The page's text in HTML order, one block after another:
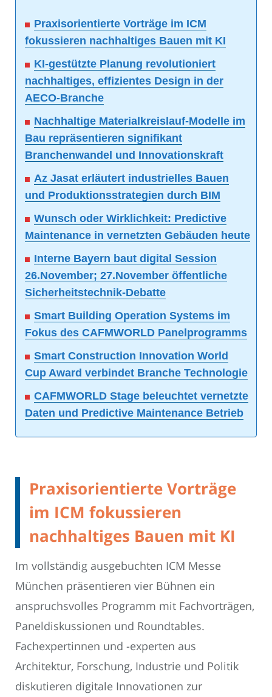
Praxisorientierte Vorträge im ICM
fokussieren nachhaltiges Bauen mit KI
KI-gestützte Planung revolutioniert
nachhaltiges, effizientes Design in der
AECO-Branche
Nachhaltige Materialkreislauf-Modelle im
Bau repräsentieren signifikant
Branchenwandel und Innovationskraft
Az Jasat erläutert industrielles Bauen
und Produktionsstrategien durch BIM
Wunsch oder Wirklichkeit: Predictive
Maintenance in vernetzten Gebäuden heute
Interne Bayern baut digital Session
26.November; 27.November öffentliche
Sicherheitstechnik-Debatte
Smart Building Operation Systems im
Fokus des CAFMWORLD Panelprogramms
Smart Construction Innovation World
Cup Award verbindet Branche Technologie
CAFMWORLD Stage beleuchtet vernetzte
Daten und Predictive Maintenance Betrieb
Praxisorientierte Vorträge
im ICM fokussieren
nachhaltiges Bauen mit KI
Im vollständig ausgebuchten ICM Messe
München präsentieren vier Bühnen ein
anspruchsvolles Programm mit Fachvorträgen,
Paneldiskussionen und Roundtables.
Fachexpertinnen und -experten aus
Architektur, Forschung, Industrie und Politik
diskutieren digitale Innovationen zur